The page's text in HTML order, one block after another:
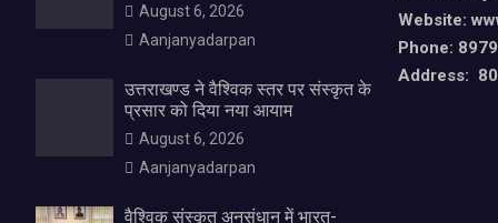
August 6, 2026
Aanjanyadarpan
उत्तराखण्ड ने वैश्विक स्तर पर संस्कृत के
प्रसार को दिया नया आयाम
August 6, 2026
Aanjanyadarpan
वैश्विक संस्कृत अनुसंधान में भारत-
Website:
Phone:
Address: